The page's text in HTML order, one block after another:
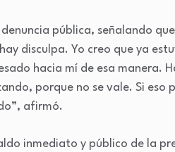
pública, señalando
disculpa. Yo creo que ya
hacia mí de esa manera.
porque no se vale. Si eso
afirmó.
inmediato y público de la